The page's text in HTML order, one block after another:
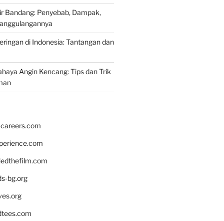
Bandang: Penyebab, Dampak,
di Indonesia: Tantangan dan
Angin Kencang: Tips dan Trik
bg.org